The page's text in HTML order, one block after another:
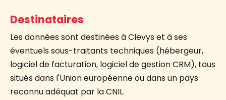
Destinataires
Les données sont destinées à Clevys et à ses
éventuels sous-traitants techniques (hébergeur,
logiciel de facturation, logiciel de gestion CRM), tous
situés dans l'Union européenne ou dans un pays
reconnu adéquat par la CNIL.